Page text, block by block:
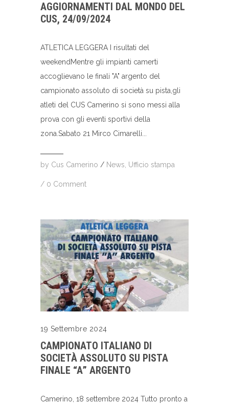
AGGIORNAMENTI DAL MONDO DEL
CUS, 24/09/2024
ATLETICA LEGGERA I risultati del
weekendMentre gli impianti camerti
accoglievano le finali "A" argento del
campionato assoluto di società su pista,gli
atleti del CUS Camerino si sono messi alla
prova con gli eventi sportivi della
zona.Sabato 21 Mirco Cimarelli...
by Cus Camerino / News, Ufficio stampa
/ 0 Comment
19 Settembre 2024
CAMPIONATO ITALIANO DI
SOCIETÀ ASSOLUTO SU PISTA
FINALE “A” ARGENTO
Camerino, 18 settembre 2024 Tutto pronto a